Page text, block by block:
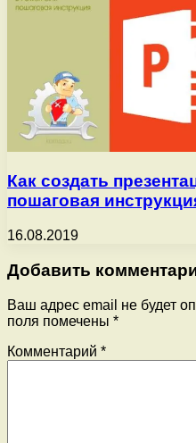
Как создать
пошаговая
16.08.2019
Добавить
Ваш адрес email не будет
поля помечены *
Комментарий *